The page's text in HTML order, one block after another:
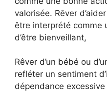
valorisée. Rêver
être interprété comme
d’être bienveillant,
Rêver d’un bébé ou
refléter un sentiment
dépendance